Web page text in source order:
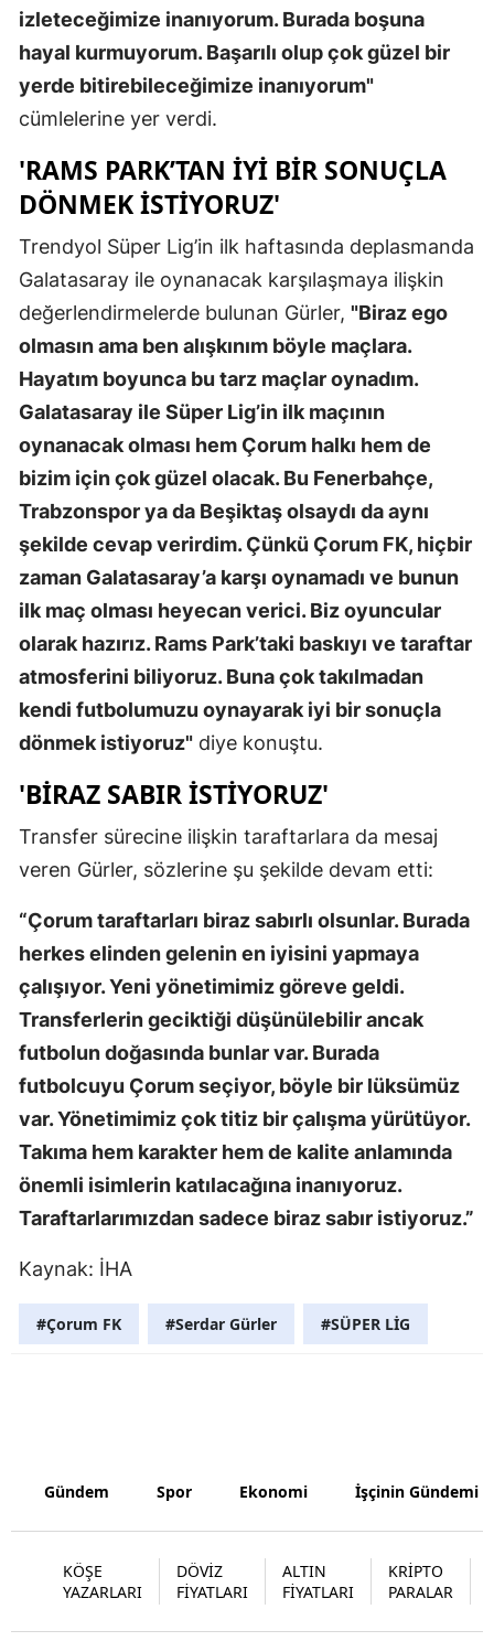
izleteceğimize inanıyorum. Burada boşuna
hayal kurmuyorum. Başarılı olup çok güzel bir
yerde bitirebileceğimize inanıyorum"
cümlelerine yer verdi.
'RAMS PARK’TAN IYI BIR SONUÇLA
DÖNMEK ISTIYORUZ'
Trendyol Süper Lig’in ilk haftasında deplasmanda
Galatasaray ile oynanacak karşılaşmaya ilişkin
değerlendirmelerde bulunan Gürler, "Biraz ego
olmasın ama ben alışkınım böyle maçlara.
Hayatım boyunca bu tarz maçlar oynadım.
Galatasaray ile Süper Lig’in ilk maçının
oynanacak olması hem Çorum halkı hem de
bizim için çok güzel olacak. Bu Fenerbahçe,
Trabzonspor ya da Beşiktaş olsaydı da aynı
şekilde cevap verirdim. Çünkü Çorum FK, hiçbir
zaman Galatasaray’a karşı oynamadı ve bunun
ilk maç olması heyecan verici. Biz oyuncular
olarak hazırız. Rams Park’taki baskıyı ve taraftar
atmosferini biliyoruz. Buna çok takılmadan
kendi futbolumuzu oynayarak iyi bir sonuçla
dönmek istiyoruz" diye konuştu.
'BIRAZ SABIR ISTIYORUZ'
Transfer sürecine ilişkin taraftarlara da mesaj
veren Gürler, sözlerine şu şekilde devam etti:
“Çorum taraftarları biraz sabırlı olsunlar. Burada
herkes elinden gelenin en iyisini yapmaya
çalışıyor. Yeni yönetimimiz göreve geldi.
Transferlerin geciktiği düşünülebilir ancak
futbolun doğasında bunlar var. Burada
futbolcuyu Çorum seçiyor, böyle bir lüksümüz
var. Yönetimimiz çok titiz bir çalışma yürütüyor.
Takıma hem karakter hem de kalite anlamında
önemli isimlerin katılacağına inanıyoruz.
Taraftarlarımızdan sadece biraz sabır istiyoruz.”
Kaynak: İHA
#Çorum FK #Serdar Gürler #SÜPER LİG
Gündem Spor Ekonomi İşçinin Gündemi
KÖŞE
YAZARLARI
DÖVİZ
FİYATLARI
ALTIN
FİYATLARI
KRİPTO
PARALAR